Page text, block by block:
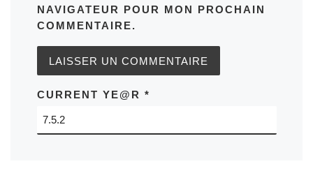
NAVIGATEUR POUR MON PROCHAIN
COMMENTAIRE.
CURRENT YE@R *